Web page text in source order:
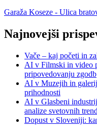
Garaža Koseze - Ulica
Najnovejši
Vače – kaj početi in
AI v Filmski in video
pripovedovanju zgodb
AI v Muzejih in
prihodnosti
AI v Glasbeni
analize svetovnih
Dopust v Sloveniji: